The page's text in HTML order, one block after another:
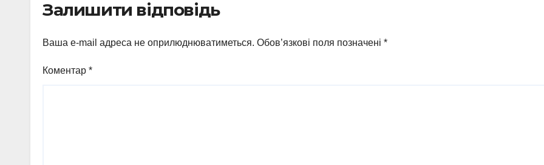
Залишити відповідь
Ваша e-mail адреса не оприлюднюватиметься. Обов’язкові поля позначені *
Коментар *